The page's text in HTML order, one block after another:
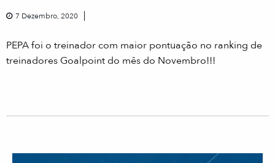
7 Dezembro, 2020
PEPA foi o treinador com maior pontuação no ranking de
treinadores Goalpoint do mês do Novembro!!!